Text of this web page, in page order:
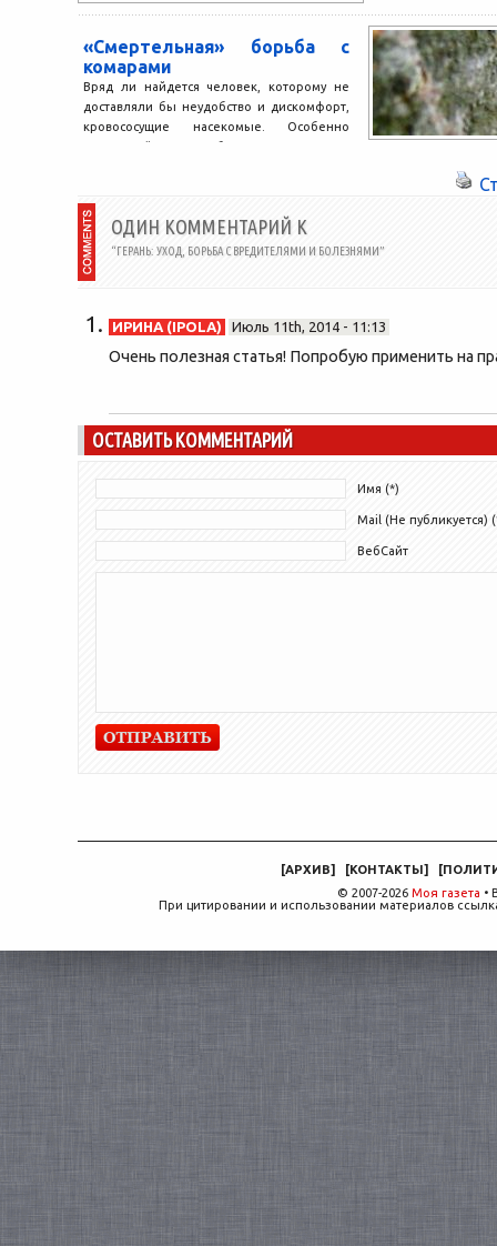
«Смертельная» борьба с
комарами
Вряд ли найдется человек, которому не
доставляли бы неудобство и дискомфорт,
кровососущие насекомые. Особенно
актуальной эта проблема становится в
ОДИН КОММЕНТАРИЙ К
“ГЕРАНЬ: УХОД, БОРЬБА С ВРЕДИТЕЛЯМИ И БОЛЕЗНЯМИ”
ИРИНА (IPOLA) Июль 11th, 2014 - 11:13
Очень полезная статья! Попробую применить на
ОСТАВИТЬ КОММЕНТАРИЙ
Имя (*)
Mail (Не публикуется)
ВебСайт
[АРХИВ] [КОНТАКТЫ] [
© 2007-2026 Моя газета •
При цитировании и использовании материалов